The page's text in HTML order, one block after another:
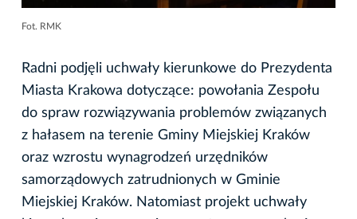
Fot. RMK
Radni podjęli uchwały kierunkowe do Prezydenta
Miasta Krakowa dotyczące: powołania Zespołu
do spraw rozwiązywania problemów związanych
z hałasem na terenie Gminy Miejskiej Kraków
oraz wzrostu wynagrodzeń urzędników
samorządowych zatrudnionych w Gminie
Miejskiej Kraków. Natomiast projekt uchwały